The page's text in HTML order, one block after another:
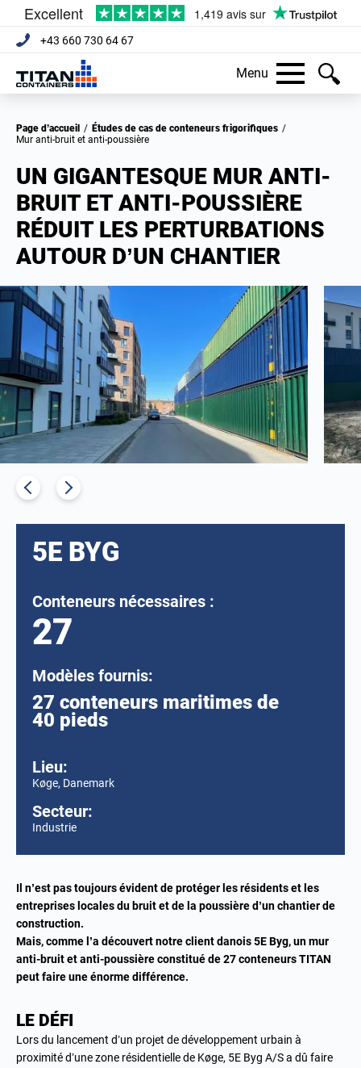
+43 660 730 64 67
Menu
Page d’accueil / Études de cas de conteneurs frigorifiques /
Mur anti-bruit et anti-poussière
UN GIGANTESQUE MUR ANTI-
BRUIT ET ANTI-POUSSIÈRE
RÉDUIT LES PERTURBATIONS
AUTOUR D’UN CHANTIER
5E BYG
Conteneurs nécessaires :
27
Modèles fournis:
27 conteneurs maritimes de
40 pieds
Lieu:
Køge, Danemark
Secteur:
Industrie
Il n’est pas toujours évident de protéger les résidents et les
entreprises locales du bruit et de la poussière d’un chantier de
construction.
Mais, comme l’a découvert notre client danois 5E Byg, un mur
anti-bruit et anti-poussière constitué de 27 conteneurs TITAN
peut faire une énorme différence.
LE DÉFI
Lors du lancement d’un projet de développement urbain à
proximité d’une zone résidentielle de Køge, 5E Byg A/S a dû faire